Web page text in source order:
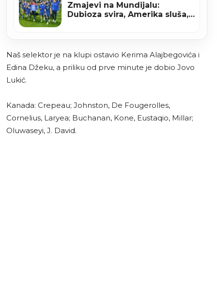
Zmajevi na Mundijalu:
Dubioza svira, Amerika sluša,
Naš selektor je na klupi ostavio Kerima Alajbegovića i
Edina Džeku, a priliku od prve minute je dobio Jovo
Lukić.
Kanada: Crepeau; Johnston, De Fougerolles,
Cornelius, Laryea; Buchanan, Kone, Eustaqio, Millar;
Oluwaseyi, J. David.